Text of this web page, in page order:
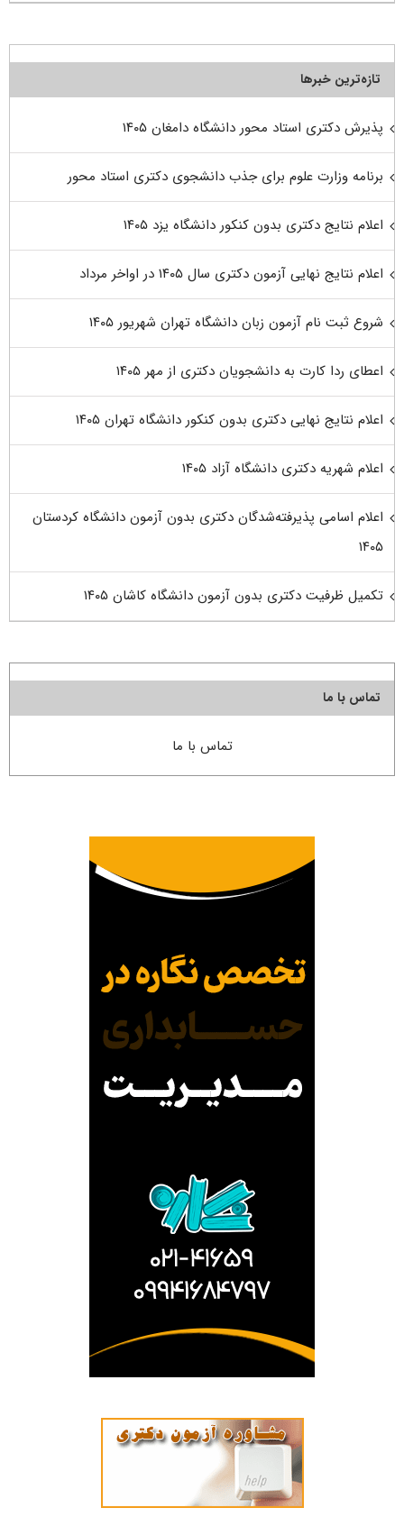
تازه‌ترین خبرها
پذیرش دکتری استاد محور دانشگاه دامغان ۱۴۰۵
برنامه وزارت علوم برای جذب دانشجوی دکتری استاد محور
اعلام نتایج دکتری بدون کنکور دانشگاه یزد ۱۴۰۵
اعلام نتایج نهایی آزمون دکتری سال ۱۴۰۵ در اواخر مرداد
شروع ثبت نام آزمون زبان دانشگاه تهران شهریور ۱۴۰۵
اعطای ردا کارت به دانشجویان دکتری از مهر ۱۴۰۵
اعلام نتایج نهایی دکتری بدون کنکور دانشگاه تهران ۱۴۰۵
اعلام شهریه دکتری دانشگاه آزاد ۱۴۰۵
اعلام اسامی پذیرفته‌شدگان دکتری بدون آزمون دانشگاه کردستان
۱۴۰۵
تکمیل ظرفیت دکتری بدون آزمون دانشگاه کاشان ۱۴۰۵
تماس با ما
تماس با ما